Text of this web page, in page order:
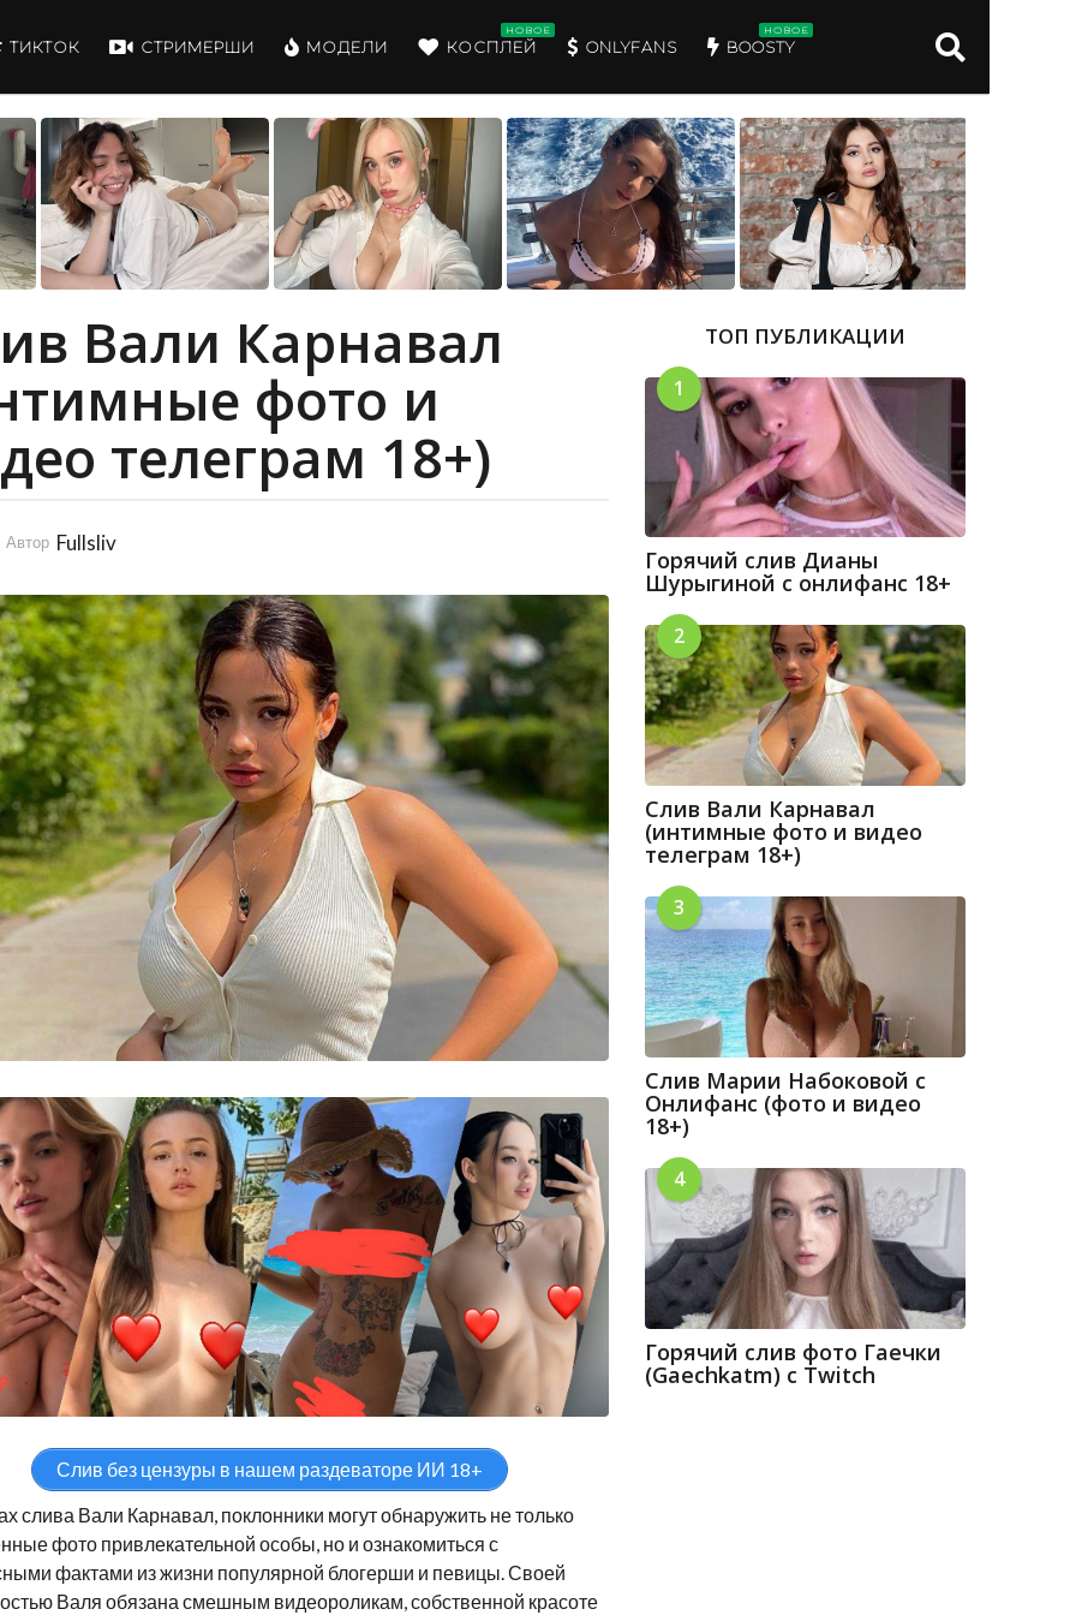
ТИКТОК СТРИМЕРШИ МОДЕЛИ КОСПЛЕЙ
НОВОЕ
ONLYFANS BOOSTY
НОВОЕ
Вали Карнавал
фото и
телеграм 18+)
Автор Fullsliv
Слив без цензуры в нашем раздеваторе ИИ 18+
слива Вали Карнавал, поклонники могут обнаружить не только
фото привлекательной особы, но и ознакомиться с
фактами из жизни популярной блогерши и певицы. Своей
Валя обязана смешным видеороликам, собственной красоте
ТОП ПУБЛИКАЦИИ
1
Горячий слив Дианы
Шурыгиной с онлифанс 18+
2
Слив Вали Карнавал
(интимные фото и видео
телеграм 18+)
3
Слив Марии Набоковой с
Онлифанс (фото и видео
18+)
4
Горячий слив фото Гаечки
(Gaechkatm) с Twitch